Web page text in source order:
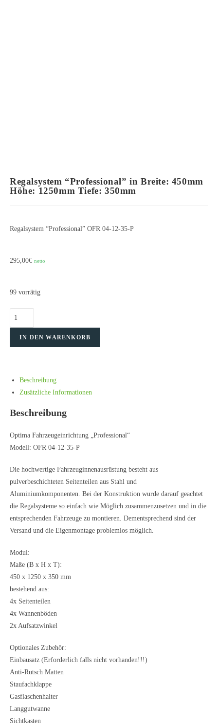
Regalsystem “Professional” in Breite: 450mm
Höhe: 1250mm Tiefe: 350mm
Regalsystem “Professional” OFR 04-12-35-P
295,00€ netto
99 vorrätig
IN DEN WARENKORB
Beschreibung
Zusätzliche Informationen
Beschreibung
Optima Fahrzeugeinrichtung „Professional“
Modell: OFR 04-12-35-P
Die hochwertige Fahrzeuginnenausrüstung besteht aus
pulverbeschichteten Seitenteilen aus Stahl und
Aluminiumkomponenten. Bei der Konstruktion wurde darauf geachtet
die Regalsysteme so einfach wie Möglich zusammenzusetzen und in die
entsprechenden Fahrzeuge zu montieren. Dementsprechend sind der
Versand und die Eigenmontage problemlos möglich.
Modul:
Maße (B x H x T):
450 x 1250 x 350 mm
bestehend aus:
4x Seitenteilen
4x Wannenböden
2x Aufsatzwinkel
Optionales Zubehör:
Einbausatz (Erforderlich falls nicht vorhanden!!!)
Anti-Rutsch Matten
Staufachklappe
Gasflaschenhalter
Langgutwanne
Sichtkasten